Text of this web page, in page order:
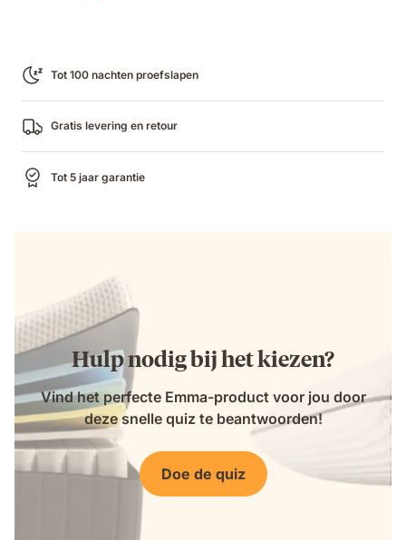
Tot 100 nachten proefslapen
Gratis levering en retour
Tot 5 jaar garantie
Hulp nodig bij het kiezen?
Vind het perfecte Emma-product voor jou door
deze snelle quiz te beantwoorden!
Doe de quiz